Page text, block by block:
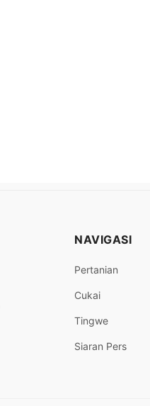
NAVIGASI
Pertanian
Cukai
Tingwe
Siaran Pers